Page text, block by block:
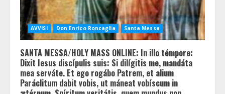
AVVISI Don Enrico Roncaglia Santa Messa
SANTA MESSA/HOLY MASS ONLINE: In illo témpore:
Dixit Iesus discípulis suis: Si dilígitis me, mandáta
mea serváte. Et ego rogábo Patrem, et alium
Paráclitum dabit vobis, ut máneat vobíscum in